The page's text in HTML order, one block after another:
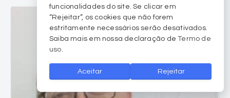
funcionalidades do site. Se clicar em
“Rejeitar”, os cookies que não forem
estritamente necessários serão desativados.
Saiba mais em nossa declaração deTermo de
uso.
Aceitar Rejeitar